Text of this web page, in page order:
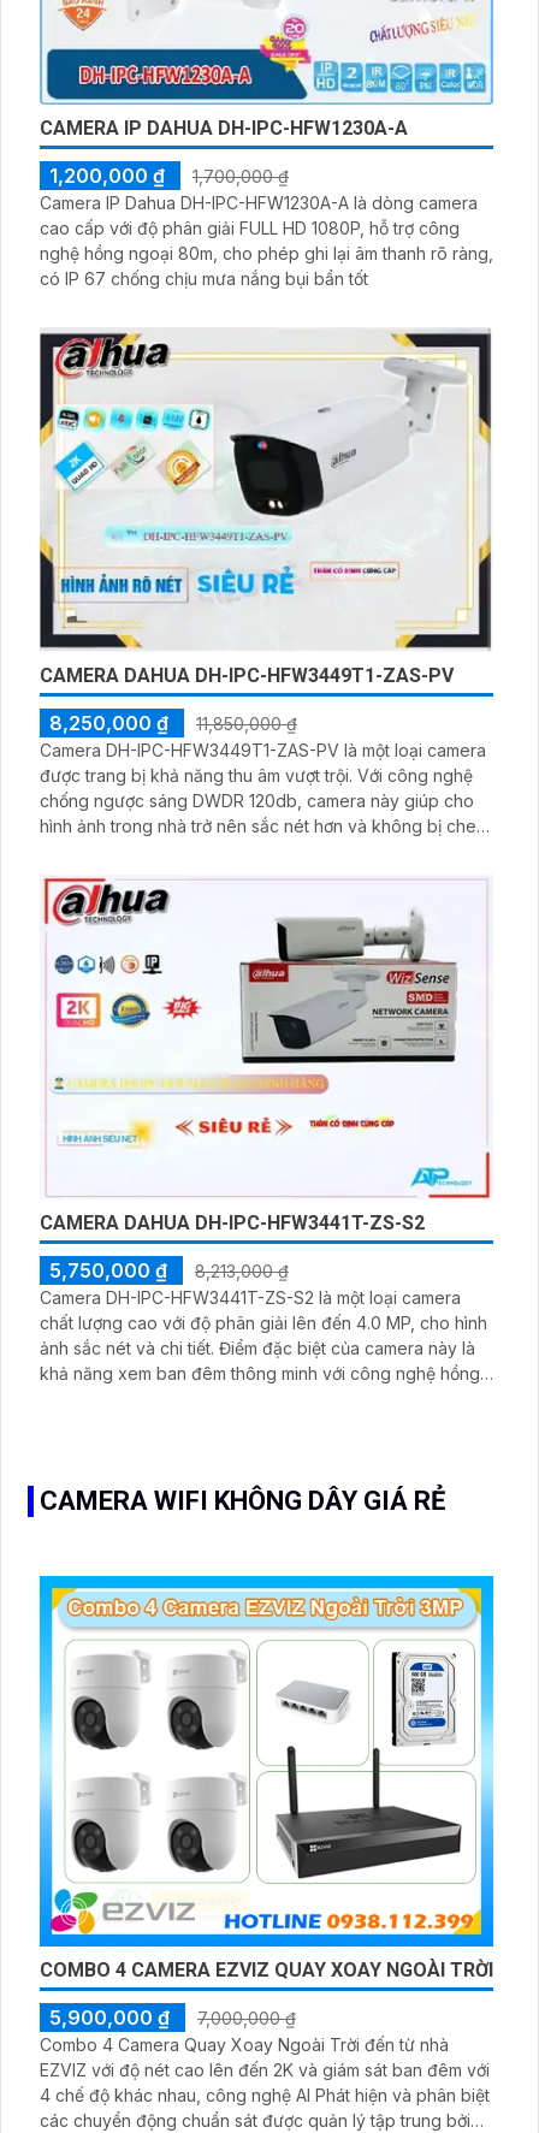
CAMERA IP DAHUA DH-IPC-HFW1230A-A
1,200,000 ₫
1,700,000 ₫
Camera IP Dahua DH-IPC-HFW1230A-A là dòng camera
cao cấp với độ phân giải FULL HD 1080P, hỗ trợ công
nghệ hồng ngoại 80m, cho phép ghi lại âm thanh rõ ràng,
có IP 67 chống chịu mưa nắng bụi bẩn tốt
CAMERA DAHUA DH-IPC-HFW3449T1-ZAS-PV
8,250,000 ₫
11,850,000 ₫
Camera DH-IPC-HFW3449T1-ZAS-PV là một loại camera
được trang bị khả năng thu âm vượt trội. Với công nghệ
chống ngược sáng DWDR 120db, camera này giúp cho
hình ảnh trong nhà trở nên sắc nét hơn và không bị che
camera này cũng được trang bị công nghệ nén hình ảnh
H.265+/H
CAMERA DAHUA DH-IPC-HFW3441T-ZS-S2
5,750,000 ₫
8,213,000 ₫
Camera DH-IPC-HFW3441T-ZS-S2 là một loại camera
chất lượng cao với độ phân giải lên đến 4.0 MP, cho hình
ảnh sắc nét và chi tiết. Điểm đặc biệt của camera này là
khả năng xem ban đêm thông minh với công nghệ hồng
CAMERA WIFI KHÔNG DÂY GIÁ RẺ
COMBO 4 CAMERA EZVIZ QUAY XOAY NGOÀI TRỜI
5,900,000 ₫
7,000,000 ₫
Combo 4 Camera Quay Xoay Ngoài Trời đến từ nhà
EZVIZ với độ nét cao lên đến 2K và giám sát ban đêm với
4 chế độ khác nhau, công nghệ AI Phát hiện và phân biệt
các chuyển động chuẩn sát được quản lý tập trung bởi